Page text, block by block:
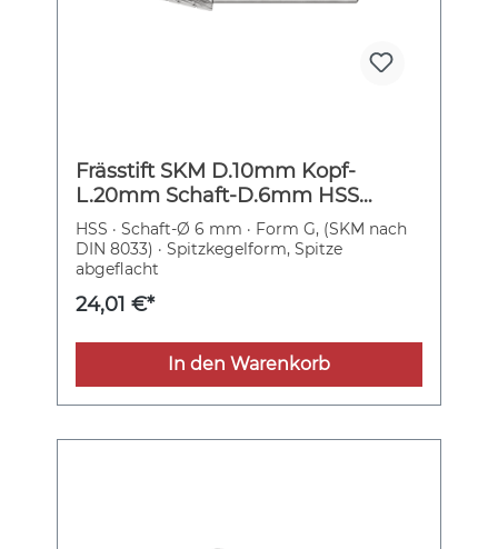
Frässtift SKM D.10mm Kopf-
L.20mm Schaft-D.6mm HSS
Verz.3 PFERD
HSS · Schaft-Ø 6 mm · Form G, (SKM nach
DIN 8033) · Spitzkegelform, Spitze
abgeflacht
24,01 €*
In den Warenkorb